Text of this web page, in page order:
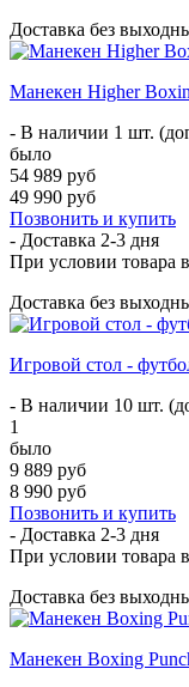
Доставка без
Манекен Higher
- В наличии 1 шт.
было
54 989 руб
49 990 руб
Позвонить и купить
- Доставка 2-3 дня
При условии товара
Доставка без
Игровой стол -
- В наличии 10 шт.
1
было
9 889 руб
8 990 руб
Позвонить и купить
- Доставка 2-3 дня
При условии товара
Доставка без
Манекен Boxing